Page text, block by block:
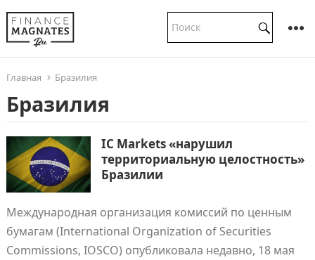
Главная Бразилия
Бразилия
IC Markets «нарушил
территориальную целостность»
Бразилии
Международная организация комиссий по ценным
бумагам (International Organization of Securities
Commissions, IOSCO) опубликовала недавно, 18 мая